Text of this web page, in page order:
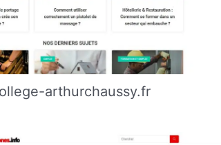
arthurchaussy.fr